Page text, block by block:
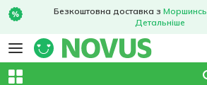
Безкоштовна доставка з
Детальніше